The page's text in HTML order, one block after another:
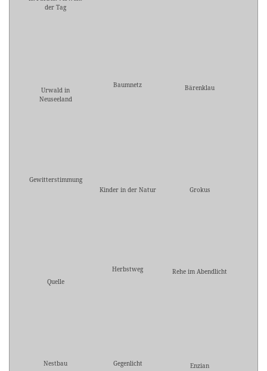
der Tag
Urwald in
Neuseeland
Baumnetz Bärenklau
Gewitterstimmung
Kinder in der Natur
Grokus
Quelle
Herbstweg Rehe im Abendlicht
Nestbau Gegenlicht Enzian